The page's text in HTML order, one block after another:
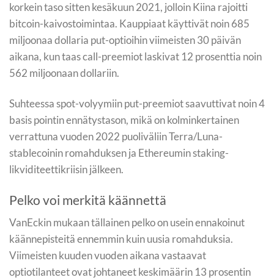
korkein taso sitten kesäkuun 2021, jolloin Kiina rajoitti
bitcoin-kaivostoimintaa. Kauppiaat käyttivät noin 685
miljoonaa dollaria put-optioihin viimeisten 30 päivän
aikana, kun taas call-preemiot laskivat 12 prosenttia noin
562 miljoonaan dollariin.
Suhteessa spot-volyymiin put-preemiot saavuttivat noin 4
basis pointin ennätystason, mikä on kolminkertainen
verrattuna vuoden 2022 puoliväliin Terra/Luna-
stablecoinin romahduksen ja Ethereumin staking-
likviditeettikriisin jälkeen.
Pelko voi merkitä käännettä
VanEckin mukaan tällainen pelko on usein ennakoinut
käännepisteitä ennemmin kuin uusia romahduksia.
Viimeisten kuuden vuoden aikana vastaavat
optiotilanteet ovat johtaneet keskimäärin 13 prosentin